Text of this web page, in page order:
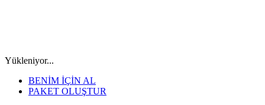
Yükleniyor...
BENİM İÇİN AL
PAKET OLUŞTUR